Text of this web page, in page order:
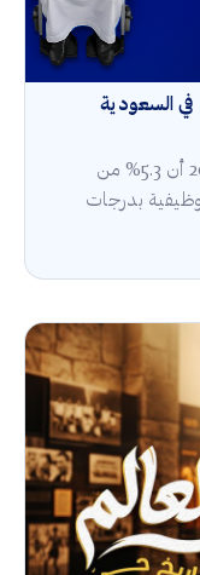
في السعودية
تكشف إحصاءات الإعاقة في السعودية 2025 أن 5.3% من
وظيفية بدرجات